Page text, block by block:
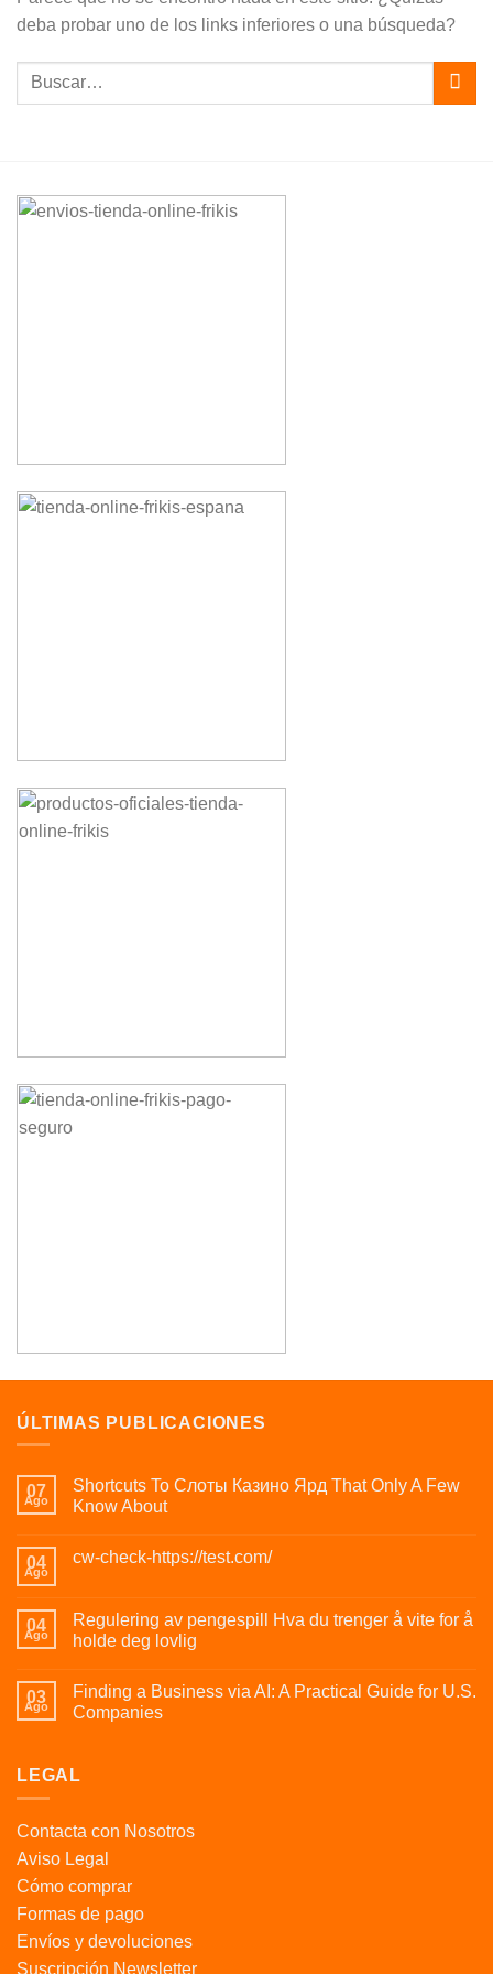
deba probar uno de los links inferiores o una búsqueda?
ÚLTIMAS PUBLICACIONES
07
Ago
Shortcuts To Слоты Казино Ярд That Only A Few
Know About
04
Ago
cw-check-https://test.com/
04
Ago
Regulering av pengespill Hva du trenger å vite for å
holde deg lovlig
03
Ago
Finding a Business via AI: A Practical Guide for U.S.
Companies
LEGAL
Contacta con Nosotros
Aviso Legal
Cómo comprar
Formas de pago
Envíos y devoluciones
Suscripción Newsletter